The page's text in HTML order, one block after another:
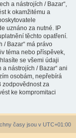
a nástrojích / Bazar“,
k okamžitému a
uznáno za nutné. IP
těchto opatření.
/ Bazar“ má právo
téma nebo příspěvek,
se všemi údaji
nástrojích / Bazar“ ani
osobám, nepřebírá
zodpovědnost za
ke kompromitaci
časy jsou v UTC+01:00